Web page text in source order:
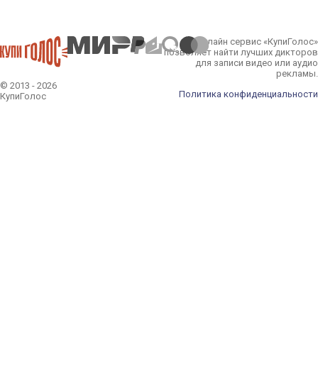
© 2013 - 2026
КупиГолос
Онлайн сервис «КупиГолос»
позволяет найти лучших дикторов
для записи видео или аудио
рекламы.
Политика конфиденциальности